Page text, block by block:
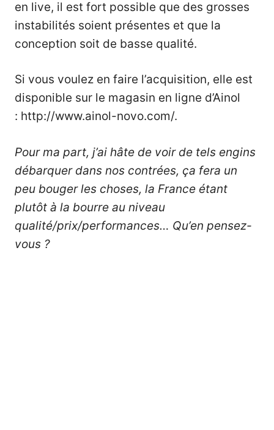
en live, il est fort possible que des grosses
instabilités soient présentes et que la
conception soit de basse qualité.
Si vous voulez en faire l’acquisition, elle est
disponible sur le magasin en ligne d’Ainol
: http://www.ainol-novo.com/.
Pour ma part, j’ai hâte de voir de tels engins
débarquer dans nos contrées, ça fera un
peu bouger les choses, la France étant
plutôt à la bourre au niveau
qualité/prix/performances… Qu’en pensez-
vous ?